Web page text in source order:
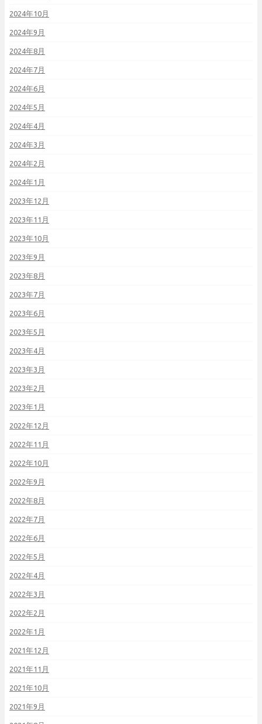
2024年10月
2024年9月
2024年8月
2024年7月
2024年6月
2024年5月
2024年4月
2024年3月
2024年2月
2024年1月
2023年12月
2023年11月
2023年10月
2023年9月
2023年8月
2023年7月
2023年6月
2023年5月
2023年4月
2023年3月
2023年2月
2023年1月
2022年12月
2022年11月
2022年10月
2022年9月
2022年8月
2022年7月
2022年6月
2022年5月
2022年4月
2022年3月
2022年2月
2022年1月
2021年12月
2021年11月
2021年10月
2021年9月